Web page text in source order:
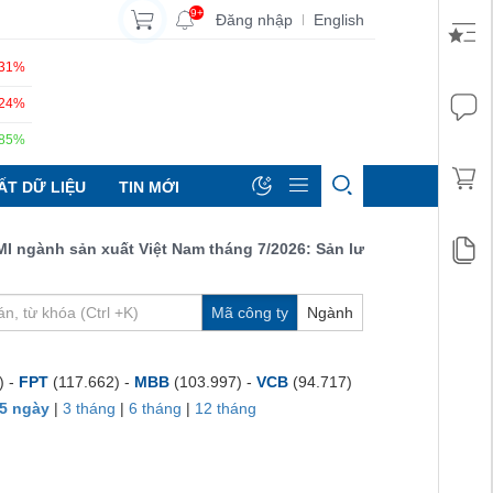
9+ Đăng nhập | English
DỮ LIỆU TIN MỚI
sản xuất Việt Nam tháng 7/2026: Sản lượng, số lượng đơn
Mã công ty Ngành
- FPT (117.662) - MBB (103.997) - VCB (94.717)
5 ngày | 3 tháng | 6 tháng | 12 tháng